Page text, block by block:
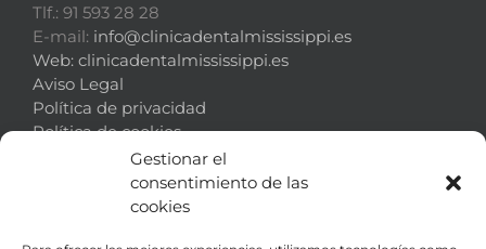
Gestionar el
consentimiento de las
cookies
Tlf.: 91 593 28 28
E-mail: info@clinicadentalmississippi.es
Web: clinicadentalmississippi.es
Aviso Legal
Política de privacidad
Política de cookies
¿DÓNDE ESTAMOS?